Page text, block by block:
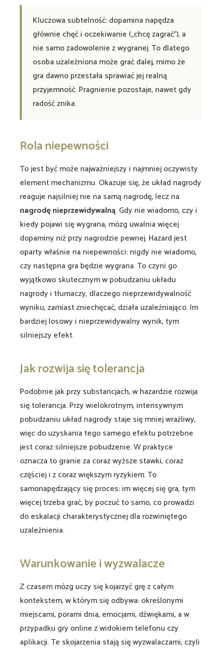
Kluczowa subtelność: dopamina napędza
głównie chęć i oczekiwanie („chcę zagrać”), a
nie samo zadowolenie z wygranej. To dlatego
osoba uzależniona może grać dalej, mimo że
gra dawno przestała sprawiać jej realną
przyjemność. Pragnienie pozostaje, nawet gdy
radość znika.
Rola niepewności
To jest być może najważniejszy i najmniej oczywisty
element mechanizmu. Okazuje się, że układ nagrody
reaguje najsilniej nie na samą nagrodę, lecz na
nagrodę nieprzewidywalną. Gdy nie wiadomo, czy i
kiedy pojawi się wygrana, mózg uwalnia więcej
dopaminy niż przy nagrodzie pewnej. Hazard jest
oparty właśnie na niepewności: nigdy nie wiadomo,
czy następna gra będzie wygrana. To czyni go
wyjątkowo skutecznym w pobudzaniu układu
nagrody i tłumaczy, dlaczego nieprzewidywalność
wyniku, zamiast zniechęcać, działa uzależniająco. Im
bardziej losowy i nieprzewidywalny wynik, tym
silniejszy efekt.
Jak rozwija się tolerancja
Podobnie jak przy substancjach, w hazardzie rozwija
się tolerancja. Przy wielokrotnym, intensywnym
pobudzaniu układ nagrody staje się mniej wrażliwy,
więc do uzyskania tego samego efektu potrzebne
jest coraz silniejsze pobudzenie. W praktyce
oznacza to granie za coraz wyższe stawki, coraz
częściej i z coraz większym ryzykiem. To
samonapędzający się proces: im więcej się gra, tym
więcej trzeba grać, by poczuć to samo, co prowadzi
do eskalacji charakterystycznej dla rozwiniętego
uzależnienia.
Warunkowanie i wyzwalacze
Z czasem mózg uczy się kojarzyć grę z całym
kontekstem, w którym się odbywa: określonymi
miejscami, porami dnia, emocjami, dźwiękami, a w
przypadku gry online z widokiem telefonu czy
aplikacji. Te skojarzenia stają się wyzwalaczami, czyli